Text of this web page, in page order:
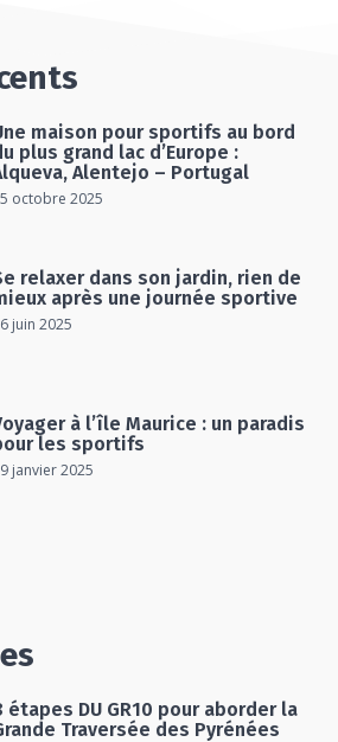
maison pour sportifs au bord
plus grand lac d’Europe :
Alentejo – Portugal
octobre 2025
relaxer dans son jardin, rien de
après une journée sportive
juin 2025
à l’île Maurice : un paradis
les sportifs
janvier 2025
étapes DU GR10 pour aborder la
Traversée des Pyrénées